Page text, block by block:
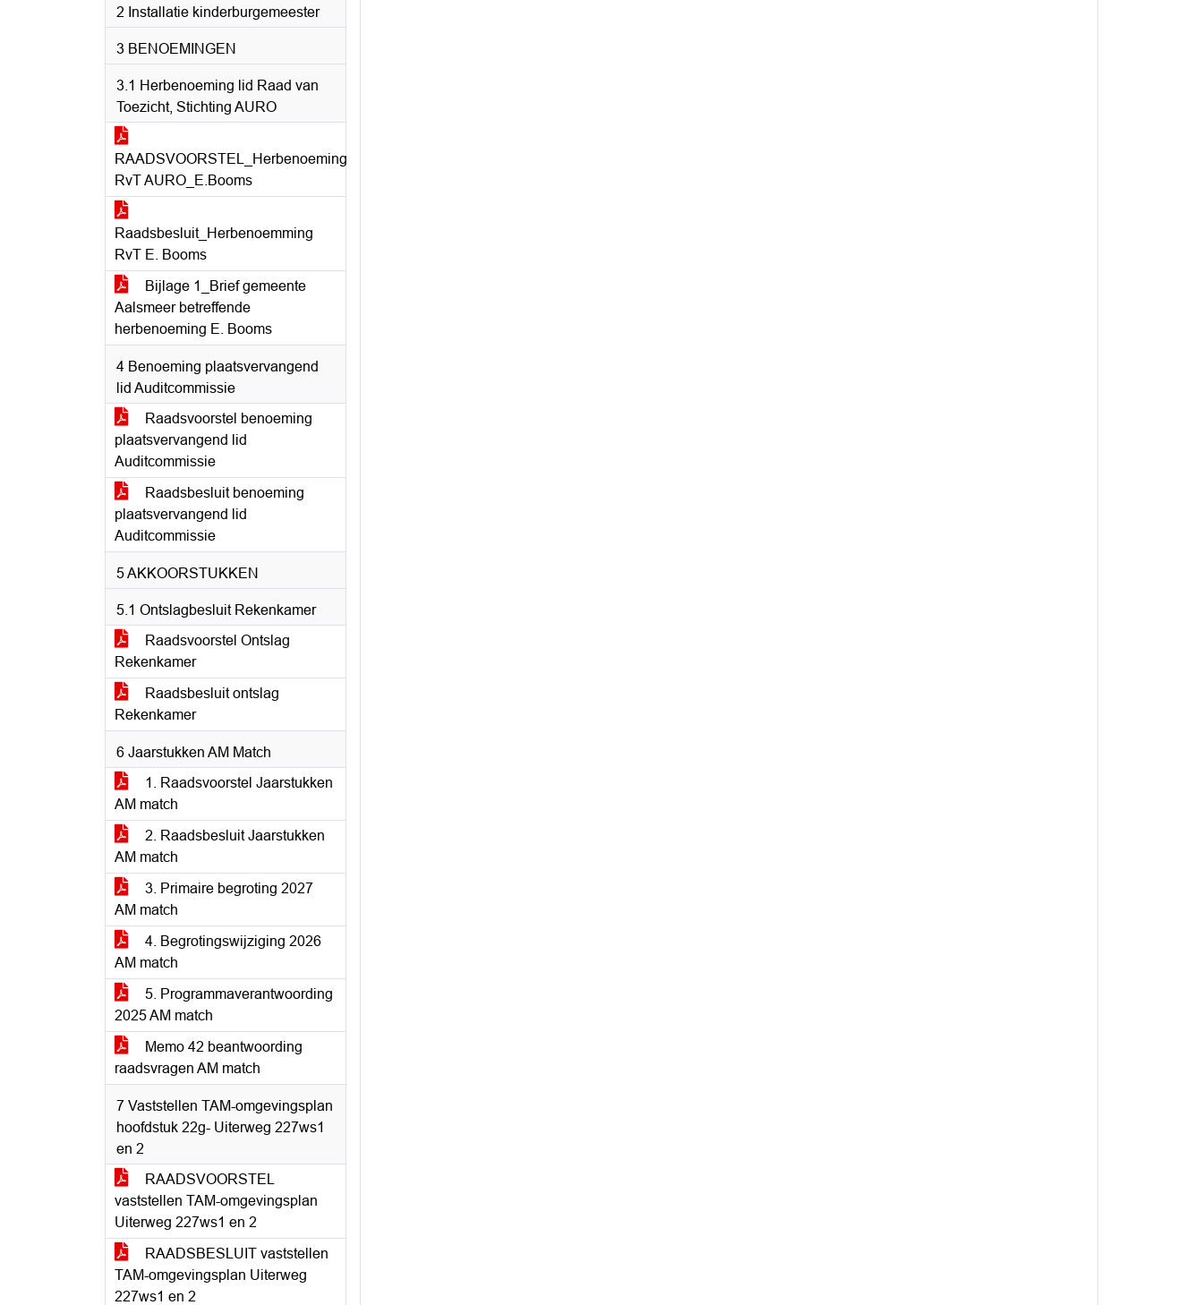
2 Installatie kinderburgemeester
3 BENOEMINGEN
3.1 Herbenoeming lid Raad van
Toezicht, Stichting AURO
RAADSVOORSTEL_Herbenoeming
RvT AURO_E.Booms
Raadsbesluit_Herbenoemming
RvT E. Booms
Bijlage 1_Brief gemeente
Aalsmeer betreffende
herbenoeming E. Booms
4 Benoeming plaatsvervangend
lid Auditcommissie
Raadsvoorstel benoeming
plaatsvervangend lid
Auditcommissie
Raadsbesluit benoeming
plaatsvervangend lid
Auditcommissie
5 AKKOORSTUKKEN
5.1 Ontslagbesluit Rekenkamer
Raadsvoorstel Ontslag
Rekenkamer
Raadsbesluit ontslag
Rekenkamer
6 Jaarstukken AM Match
1. Raadsvoorstel Jaarstukken
AM match
2. Raadsbesluit Jaarstukken
AM match
3. Primaire begroting 2027
AM match
4. Begrotingswijziging 2026
AM match
5. Programmaverantwoording
2025 AM match
Memo 42 beantwoording
raadsvragen AM match
7 Vaststellen TAM-omgevingsplan
hoofdstuk 22g- Uiterweg 227ws1
en 2
RAADSVOORSTEL
vaststellen TAM-omgevingsplan
Uiterweg 227ws1 en 2
RAADSBESLUIT vaststellen
TAM-omgevingsplan Uiterweg
227ws1 en 2